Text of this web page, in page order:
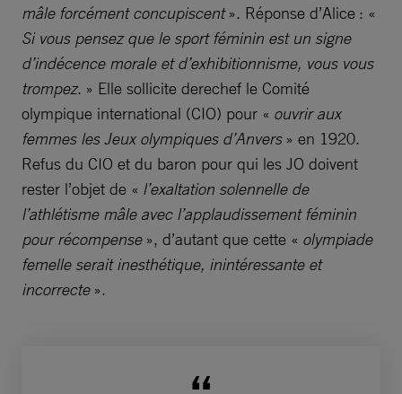
mâle forcément concupiscent». Réponse d’Alice : «
Si vous pensez que le sport féminin est un signe
d’indécence morale et d’exhibitionnisme, vous vous
trompez. » Elle sollicite derechef le Comité
olympique international (CIO) pour « ouvrir aux
femmes les Jeux olympiques d’Anvers » en 1920.
Refus du CIO et du baron pour qui les JO doivent
rester l’objet de « l’exaltation solennelle de
l’athlétisme mâle avec l’applaudissement féminin
pour récompense », d’autant que cette « olympiade
femelle serait inesthétique, inintéressante et
incorrecte ».